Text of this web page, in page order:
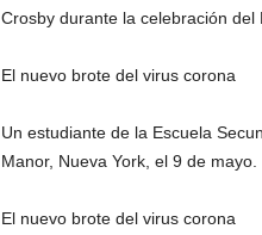
Crosby durante la celebración
El nuevo brote del virus corona
Un estudiante de la Escuela
Manor, Nueva York, el 9 de mayo.
El nuevo brote del virus corona